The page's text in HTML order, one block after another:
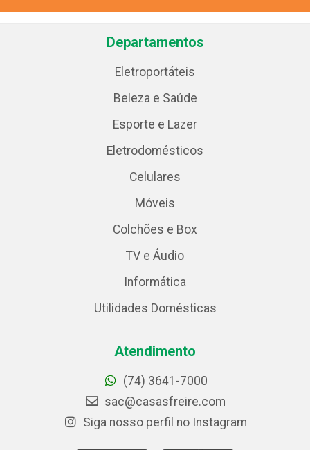
Departamentos
Eletroportáteis
Beleza e Saúde
Esporte e Lazer
Eletrodomésticos
Celulares
Móveis
Colchões e Box
TV e Áudio
Informática
Utilidades Domésticas
Atendimento
(74) 3641-7000
sac@casasfreire.com
Siga nosso perfil no Instagram